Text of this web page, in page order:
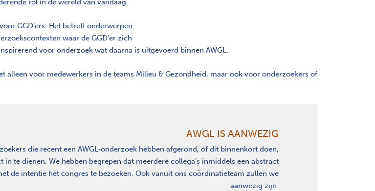
rol in de wereld van vandaag.
GGD’ers. Het betreft onderwerpen
waar de GGD’er zich
voor onderzoek wat daarna is uitgevoerd binnen AWGL.
alleen voor medewerkers in de teams Milieu & Gezondheid, maar ook voor onderzoekers of
AWGL IS AANWEZIG
die recent een AWGL‑onderzoek hebben afgerond, of dit binnenkort doen,
in te dienen. We hebben begrepen dat meerdere collega’s inmiddels een abstract
de intentie het congres te bezoeken. Ook vanuit ons coördinatieteam zullen we
aanwezig zijn.